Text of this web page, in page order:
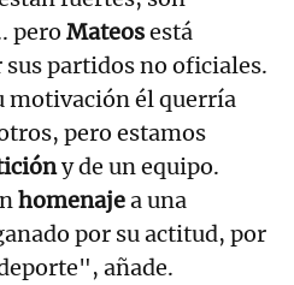
pero Mateosestá
partidos no oficiales.
motivación él querría
pero estamos
y de un equipo.
homenajea una
por su actitud, por
añade.